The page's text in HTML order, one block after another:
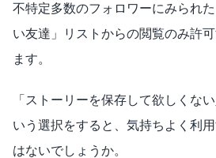
不特定多数のフォロワーにみられ
い友達」リストからの閲覧のみ許
ます。
「ストーリーを保存して欲しくな
いう選択をすると、気持ちよく利
はないでしょうか。